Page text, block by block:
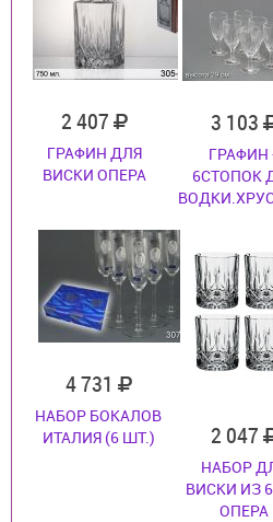
2 407
ГРАФИН ДЛЯ
ВИСКИ ОПЕРА
3 103
ГРАФИН
6СТОПОК
4 731
НАБОР БОКАЛОВ
ИТАЛИЯ (6 ШТ.)
2 047
НАБОР
ВИСКИ ИЗ
ОПЕРА